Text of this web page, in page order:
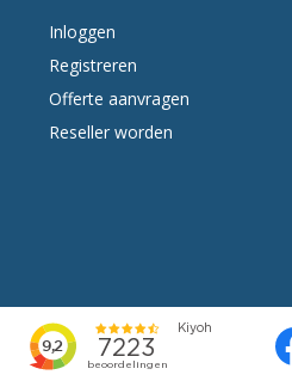
Inloggen
Registreren
Offerte aanvragen
Reseller worden